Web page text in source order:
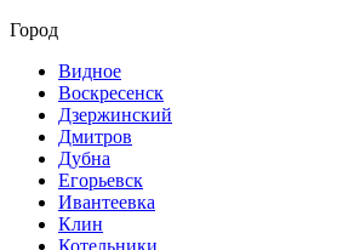
Город
Видное
Воскресенск
Дзержинский
Дмитров
Дубна
Егорьевск
Ивантеевка
Клин
Котельники